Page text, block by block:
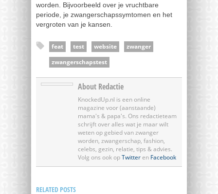
worden. Bijvoorbeeld over je vruchtbare
periode, je zwangerschapssymtomen en het
vergroten van je kansen.
feat test website
zwanger
zwangerschapstest
About Redactie
KnockedUp.nl is een online
magazine voor (aanstaande)
mama's & papa's. Ons redactieteam
schrijft over alles wat je maar wilt
weten op gebied van zwanger
worden, zwangerschap, fashion,
celebs, gezin, relatie, tips & advies.
Volg ons ook opTwitteren Facebook
RELATED POSTS